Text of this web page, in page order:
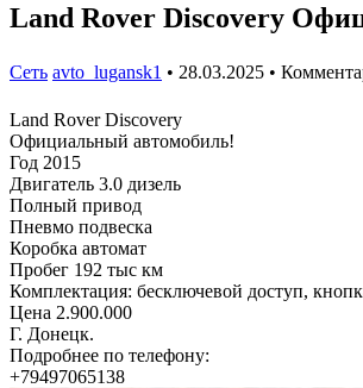
Land Rover Discovery
Сеть avto_lugansk1 • 28.03.2025 •
Land Rover Discovery
Официальный автомобиль!
Год 2015
Двигатель 3.0 дизель
Полный привод
Пневмо подвеска
Коробка автомат
Пробег 192 тыс км
Комплектация: бесключевой доступ,
Цена 2.900.000
Г. Донецк.
Подробнее по телефону:
+79497065138